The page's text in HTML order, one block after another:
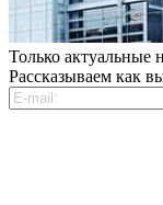
Только актуальные
Рассказываем как